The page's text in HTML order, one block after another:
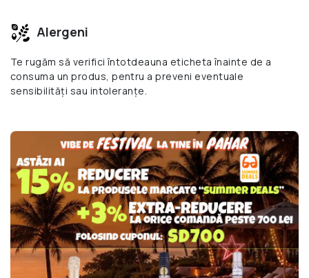
Alergeni
Te rugăm să verifici întotdeauna eticheta înainte de a
consuma un produs, pentru a preveni eventuale
sensibilități sau intoleranțe.